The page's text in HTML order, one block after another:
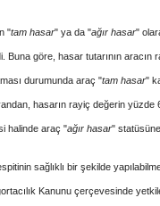
"tam hasar" ya da "ağır hasar"
Buna göre, hasar tutarının aracın
durumunda araç "tam hasar"
hasarın rayiç değerin yüzde
halinde araç "ağır hasar" statüsüne
sağlıklı bir şekilde
Kanunu çerçevesinde